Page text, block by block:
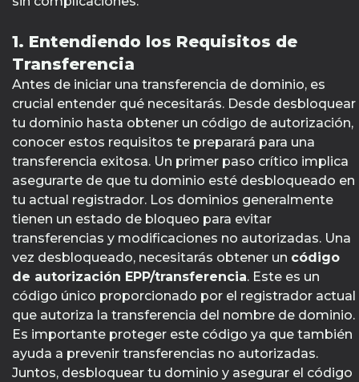
1. Entendiendo los Requisitos de
Transferencia
Antes de iniciar una transferencia de dominio, es
crucial entender qué necesitarás. Desde desbloquear
tu dominio hasta obtener un código de autorización,
conocer estos requisitos te preparará para una
transferencia exitosa. Un primer paso crítico implica
asegurarte de que tu dominio esté desbloqueado en
tu actual registrador. Los dominios generalmente
tienen un estado de bloqueo para evitar
transferencias y modificaciones no autorizadas. Una
vez desbloqueado, necesitarás obtener un código
de autorización EPP/transferencia. Este es un
código único proporcionado por el registrador actual
que autoriza la transferencia del nombre de dominio.
Es importante proteger este código ya que también
ayuda a prevenir transferencias no autorizadas.
Juntos, desbloquear tu dominio y asegurar el código